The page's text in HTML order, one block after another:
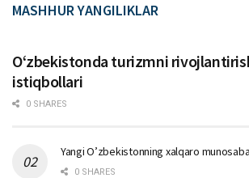
MASHHUR YANGILIKLAR
Oʻzbekistonda turizmni
istiqbollari
0 SHARES
Yangi O’zbekistonning xalqaro
0 SHARES